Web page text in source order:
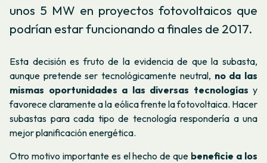
unos 5 MW en proyectos fotovoltaicos que
podrían estar funcionando a finales de 2017.
Esta decisión es fruto de la evidencia de que la subasta,
aunque pretende ser tecnológicamente neutral, no da las
mismas oportunidades a las diversas tecnologías y
favorece claramente a la eólica frente la fotovoltaica. Hacer
subastas para cada tipo de tecnología respondería a una
mejor planificación energética.
Otro motivo importante es el hecho de que beneficie a los